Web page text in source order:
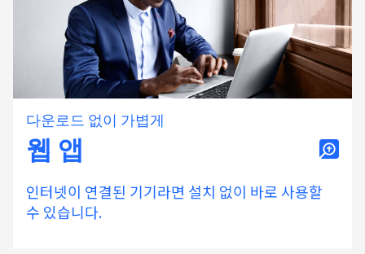
다운로드 없이 가볍게
웹 앱
인터넷이 연결된 기기라면 설치 없이 바로 사용할
수 있습니다.